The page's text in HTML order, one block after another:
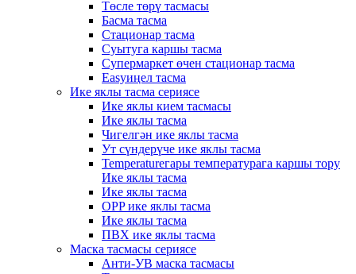
Төсле төрү тасмасы
Басма тасма
Стационар тасма
Суытуга каршы тасма
Супермаркет өчен стационар тасма
Easyиңел тасма
Ике яклы тасма сериясе
Ике яклы кием тасмасы
Ике яклы тасма
Чигелгән ике яклы тасма
Ут сүндерүче ике яклы тасма
Temperatureгары температурага каршы тору
Ике яклы тасма
Ике яклы тасма
OPP ике яклы тасма
Ике яклы тасма
ПВХ ике яклы тасма
Маска тасмасы сериясе
Анти-УВ маска тасмасы